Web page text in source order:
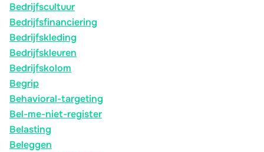
Bedrijfscultuur
Bedrijfsfinanciering
Bedrijfskleding
Bedrijfskleuren
Bedrijfskolom
Begrip
Behavioral-targeting
Bel-me-niet-register
Belasting
Beleggen